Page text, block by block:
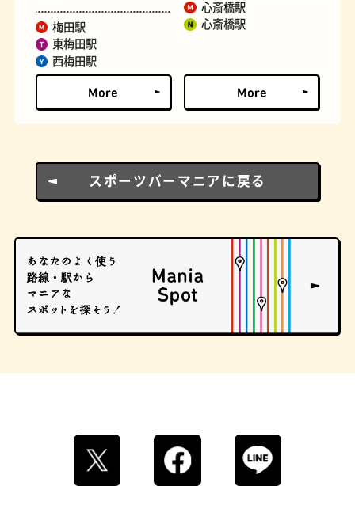
ストリートアート グラススイーツ
マンホール ドーナツ
梅田駅
東梅田駅
西梅田駅
心斎橋駅
心斎橋駅
スポーツバーマニアに戻る